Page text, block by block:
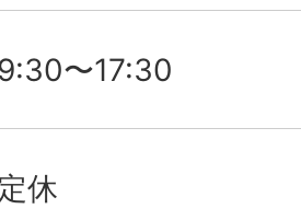
〜17:30
休